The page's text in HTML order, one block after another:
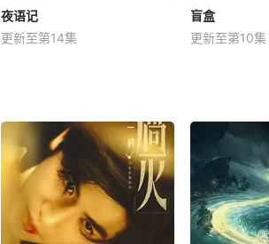
夜语记
更新至第14集
盲盒
更新至第10集